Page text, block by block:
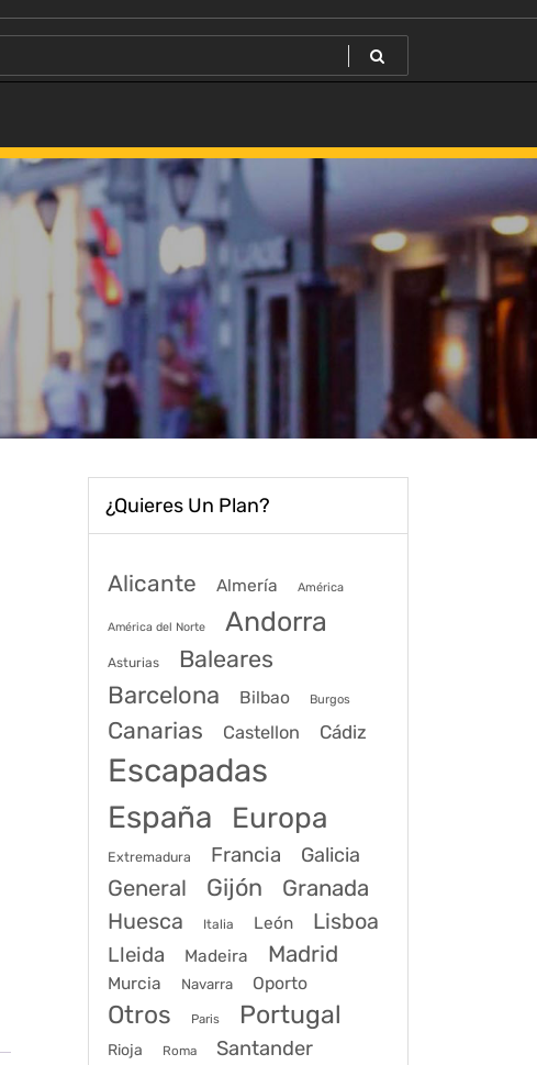
¿Quieres Un Plan?
Alicante Almería América
América del Norte Andorra
Asturias Baleares
Barcelona Bilbao Burgos
Canarias Castellon Cádiz
Escapadas
España Europa
Extremadura Francia Galicia
General Gijón
Granada
Huesca
Italia León Lisboa
Lleida Madeira Madrid
Murcia Navarra Oporto
Otros Paris Portugal
Rioja Roma Santander